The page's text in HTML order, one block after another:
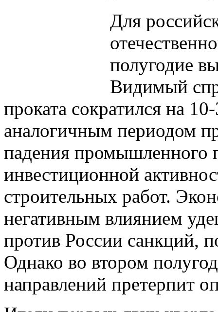
Для
полугодие
Видимый
проката сократился на
аналогичным периодом
падения промышленного
инвестиционной
строительных работ.
негативным влиянием
против России санкций,
Однако во втором
направлений претерпит